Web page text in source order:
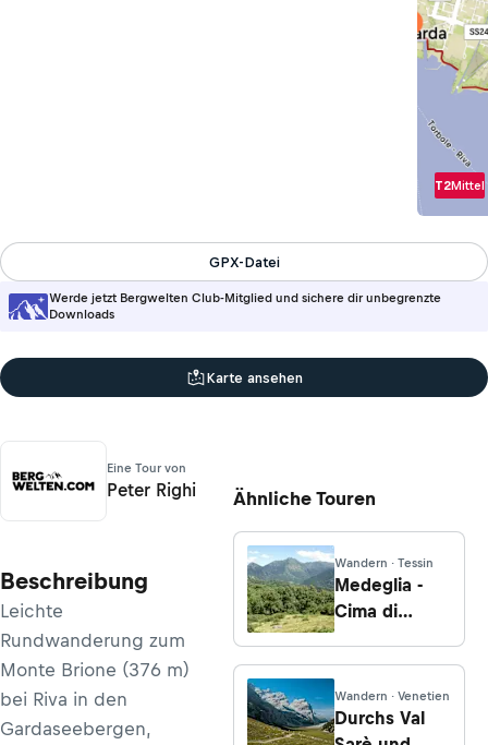
T2Mittel
Werde jetzt Bergwelten Club-Mitglied und sichere dir unbegrenzte
Downloads
GPX-Datei
Karte ansehen
Eine Tour von
Peter Righi
Beschreibung
Leichte
Rundwanderung zum
Monte Brione (376 m)
bei Riva in den
Gardaseebergen,
Ähnliche Touren
Wandern · Tessin
Medeglia -
Cima di
Monte Ceneri
Wandern · Venetien
Durchs Val